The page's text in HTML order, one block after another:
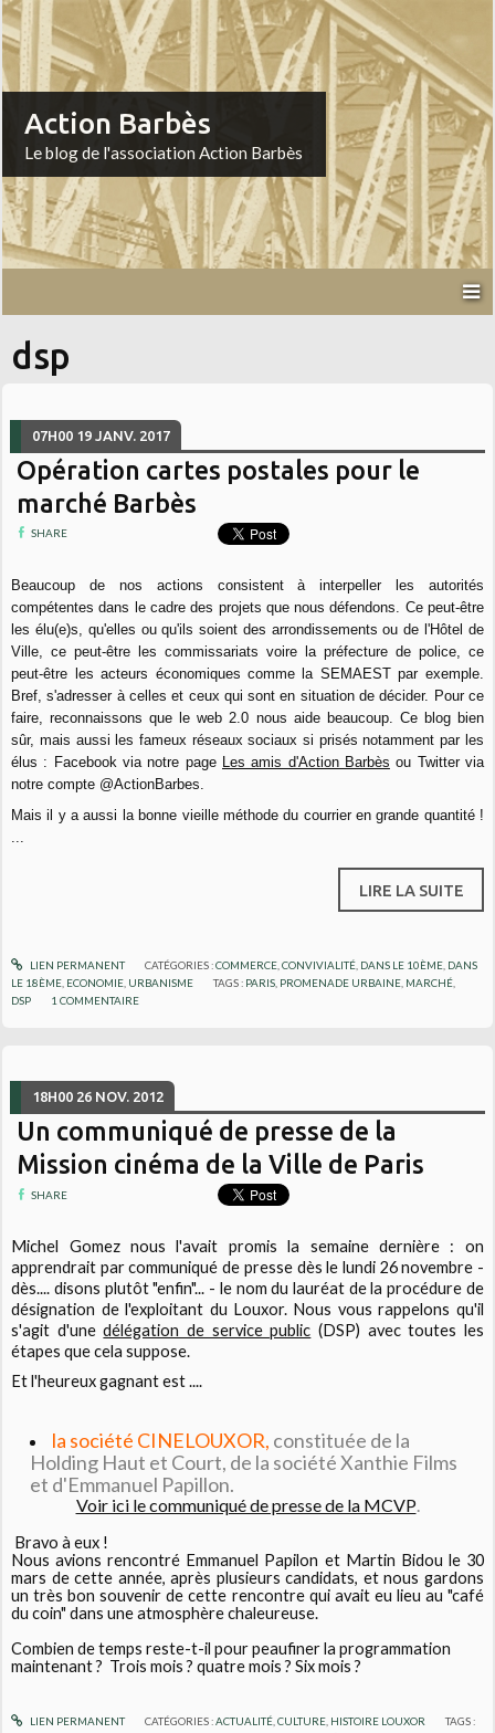
Action Barbès
Le blog de l'association Action Barbès
dsp
07H00 19 JANV. 2017
Opération cartes postales pour le
marché Barbès
SHARE
Beaucoup de nos actions consistent à interpeller les autorités
compétentes dans le cadre des projets que nous défendons. Ce peut-être
les élu(e)s, qu'elles ou qu'ils soient des arrondissements ou de l'Hôtel de
Ville, ce peut-être les commissariats voire la préfecture de police, ce
peut-être les acteurs économiques comme la SEMAEST par exemple.
Bref, s'adresser à celles et ceux qui sont en situation de décider. Pour ce
faire, reconnaissons que le web 2.0 nous aide beaucoup. Ce blog bien
sûr, mais aussi les fameux réseaux sociaux si prisés notamment par les
élus : Facebook via notre page Les amis d'Action Barbès ou Twitter via
notre compte @ActionBarbes.
Mais il y a aussi la bonne vieille méthode du courrier en grande quantité !
...
LIRE LA SUITE
LIEN PERMANENT CATÉGORIES :COMMERCE, CONVIVIALITÉ, DANS LE 10ÈME, DANS
LE 18ÈME ECONOMIE URBANISME TAGS : PARIS PROMENADE URBAINE MARCHÉ
DSP
1 COMMENTAIRE
18H00 26 NOV. 2012
Un communiqué de presse de la
Mission cinéma de la Ville de Paris
SHARE
Michel Gomez nous l'avait promis la semaine dernière : on
apprendrait par communiqué de presse dès le lundi 26 novembre -
dès.... disons plutôt "enfin"... - le nom du lauréat de la procédure de
désignation de l'exploitant du Louxor. Nous vous rappelons qu'il
s'agit d'unedélégation de service public (DSP) avec toutes les
étapes que cela suppose.
Et l'heureux gagnant est ....
la société CINELOUXOR, constituée de la
Holding Haut et Court, de la société Xanthie Films
et d'Emmanuel Papillon.
Voir ici le communiqué de presse de la MCVP.
Bravo à eux !
Nous avions rencontré Emmanuel Papilon et Martin Bidou le 30
mars de cette année, après plusieurs candidats, et nous gardons
un très bon souvenir de cette rencontre qui avait eu lieu au "café
du coin" dans une atmosphère chaleureuse.
Combien de temps reste-t-il pour peaufiner la programmation
maintenant ? Trois mois ? quatre mois ? Six mois ?
LIEN PERMANENT CATÉGORIES :ACTUALITÉ, CULTURE, HISTOIRE LOUXOR
TAGS :